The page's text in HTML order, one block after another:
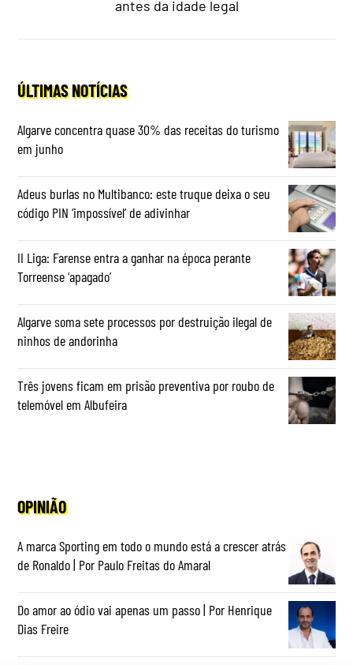
antes da idade legal
ÚLTIMAS NOTÍCIAS
Algarve concentra quase 30% das receitas do turismo
em junho
Adeus burlas no Multibanco: este truque deixa o seu
código PIN ‘impossível’ de adivinhar
II Liga: Farense entra a ganhar na época perante
Torreense ‘apagado’
Algarve soma sete processos por destruição ilegal de
ninhos de andorinha
Três jovens ficam em prisão preventiva por roubo de
telemóvel em Albufeira
OPINIÃO
A marca Sporting em todo o mundo está a crescer atrás
de Ronaldo | Por Paulo Freitas do Amaral
Do amor ao ódio vai apenas um passo | Por Henrique
Dias Freire